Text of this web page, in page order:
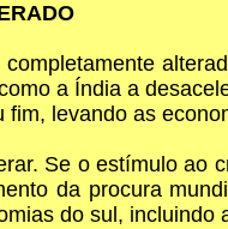
completamente
a Índia a
fim, levando as
Se o estímulo ao
da procura
do sul, incluindo